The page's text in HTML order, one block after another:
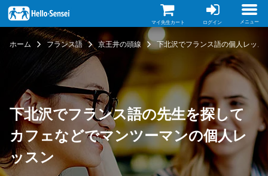
イ
ン
コ
マイ先生カート ログイン メニュー
ホーム フランス語 京王井の頭線 下北沢でフランス語の個人レッス
下北沢でフランス語の先生を探して
カフェなどでマンツーマンの個人レ
ッスン